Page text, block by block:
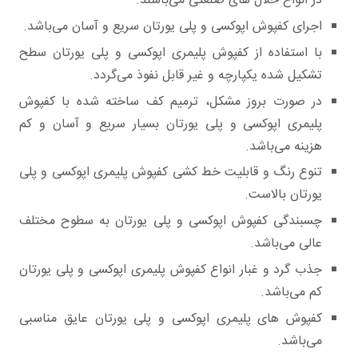
اجرای کفپوش اپوکسی و پلی یورتان سریع و آسان می‌باشد.
با استفاده از کفپوش پلیمری اپوکسی و پلی یورتان سطح
تشکیل شده یکپارچه و غیر قابل نفوذ می‌گردد.
در صورت بروز مشکل، ترمیم کف ساخته شده با کفپوش
پلیمری اپوکسی و پلی یورتان بسیار سریع و آسان و کم
هزینه می‌باشد.
تنوع رنگ و قابلیت خط کشی کفپوش پلیمری اپوکسی و پلی
یورتان بالاست.
چسبندگی کفپوش اپوکسی و پلی یورتان به سطوح مختلف
عالی می‌باشد.
جذب گرد و غبار انواع کفپوش پلیمری اپوکسی و پلی یورتان
کم می‌باشد.
کفپوش های پلیمری اپوکسی و پلی یورتان عایق مناسبی
می‌باشد.